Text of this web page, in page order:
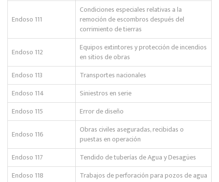
Endoso 111
Condiciones especiales relativas a la
remoción de escombros después del
corrimiento de tierras
Endoso 112
Equipos extintores y protección de incendios
en sitios de obras
Endoso 113
Transportes nacionales
Endoso 114
Siniestros en serie
Endoso 115
Error de diseño
Endoso 116
Obras civiles aseguradas, recibidas o
puestas en operación
Endoso 117
Tendido de tuberías de Agua y Desagües
Endoso 118
Trabajos de perforación para pozos de agua